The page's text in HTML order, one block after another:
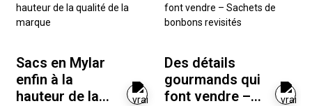
Sacs en Mylar
enfin à la
hauteur de la
Des détails
gourmands qui
font vendre –